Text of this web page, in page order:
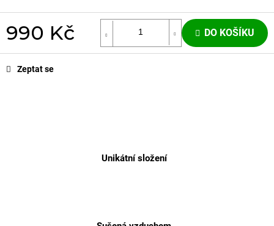
990 Kč DO KOŠÍKU
Zeptat se
Unikátní složení